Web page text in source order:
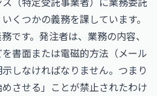
くつかの義務を課しています。
です。発注者は、業務の内容、
書面または電磁的方法（メール
しなければなりません。つまり
めさせる」ことが禁止されたわけ